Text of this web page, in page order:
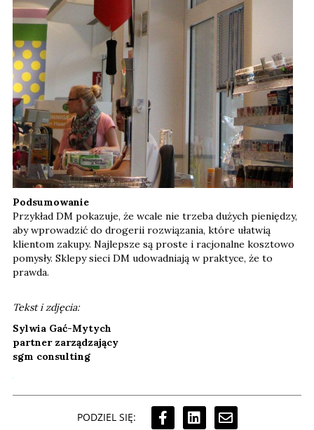
Podsumowanie
Przykład DM pokazuje, że wcale nie trzeba dużych pieniędzy,
aby wprowadzić do drogerii rozwiązania, które ułatwią
klientom zakupy. Najlepsze są proste i racjonalne kosztowo
pomysły. Sklepy sieci DM udowadniają w praktyce, że to
prawda.
Tekst i zdjęcia:
Sylwia Gać-Mytych
partner zarządzający
sgm consulting
PODZIEL SIĘ: